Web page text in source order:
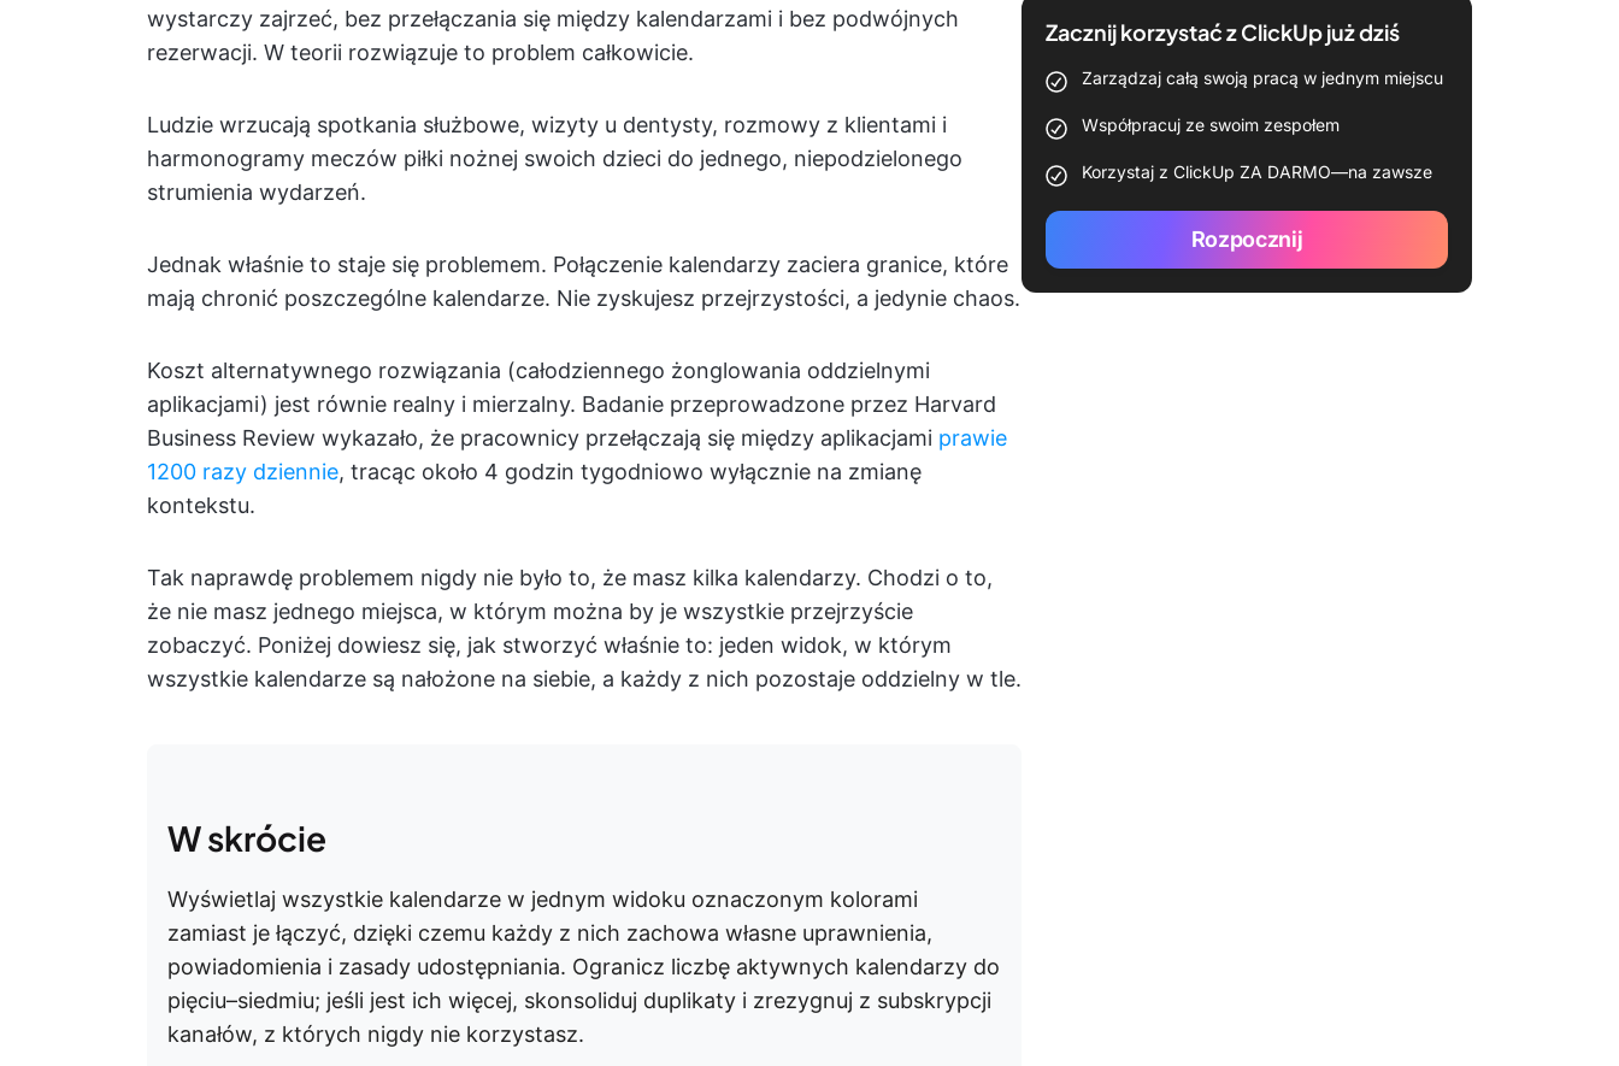
wystarczy zajrzeć, bez przełączania się między kalendarzami i bez podwójnych
rezerwacji. W teorii rozwiązuje to problem całkowicie.
Ludzie wrzucają spotkania służbowe, wizyty u dentysty, rozmowy z klientami i
harmonogramy meczów piłki nożnej swoich dzieci do jednego, niepodzielonego
strumienia wydarzeń.
Jednak właśnie to staje się problemem. Połączenie kalendarzy zaciera granice, które
mają chronić poszczególne kalendarze. Nie zyskujesz przejrzystości, a jedynie chaos.
Koszt alternatywnego rozwiązania (całodziennego żonglowania oddzielnymi
aplikacjami) jest równie realny i mierzalny. Badanie przeprowadzone przez Harvard
Business Review wykazało, że pracownicy przełączają się między aplikacjami prawie
1200 razy dziennie, tracąc około 4 godzin tygodniowo wyłącznie na zmianę
kontekstu.
Tak naprawdę problemem nigdy nie było to, że masz kilka kalendarzy. Chodzi o to,
że nie masz jednego miejsca, w którym można by je wszystkie przejrzyście
zobaczyć. Poniżej dowiesz się, jak stworzyć właśnie to: jeden widok, w którym
wszystkie kalendarze są nałożone na siebie, a każdy z nich pozostaje oddzielny w tle.
W skrócie
Wyświetlaj wszystkie kalendarze w jednym widoku oznaczonym kolorami
zamiast je łączyć, dzięki czemu każdy z nich zachowa własne uprawnienia,
powiadomienia i zasady udostępniania. Ogranicz liczbę aktywnych kalendarzy do
pięciu–siedmiu; jeśli jest ich więcej, skonsoliduj duplikaty i zrezygnuj z subskrypcji
kanałów, z których nigdy nie korzystasz.
Zacznij korzystać z ClickUp już dziś
Zarządzaj całą swoją pracą w jednym miejscu
Współpracuj ze swoim zespołem
Korzystaj z ClickUp ZA DARMO—na zawsze
Rozpocznij